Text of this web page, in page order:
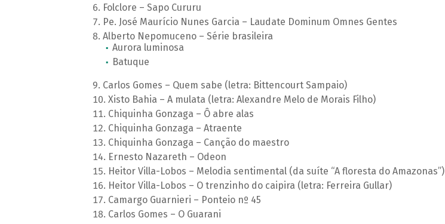
Folclore – Sapo Cururu
Pe. José Maurício Nunes Garcia – Laudate Dominum Omnes Gentes
Alberto Nepomuceno – Série brasileira
Aurora luminosa
Batuque
Carlos Gomes – Quem sabe (letra: Bittencourt Sampaio)
Xisto Bahia – A mulata (letra: Alexandre Melo de Morais Filho)
Chiquinha Gonzaga – Ô abre alas
Chiquinha Gonzaga – Atraente
Chiquinha Gonzaga – Canção do maestro
Ernesto Nazareth – Odeon
Heitor Villa-Lobos – Melodia sentimental (da suíte “A floresta do Amazonas”)
Heitor Villa-Lobos – O trenzinho do caipira (letra: Ferreira Gullar)
Camargo Guarnieri – Ponteio nº 45
Carlos Gomes – O Guarani